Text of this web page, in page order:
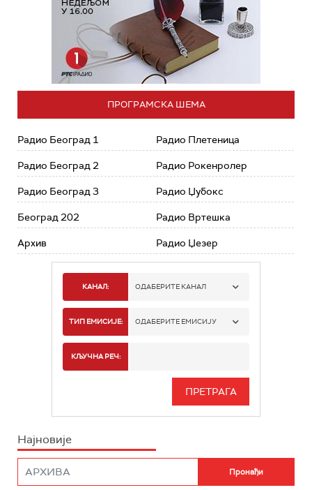
ПРОГРАМСКА ШЕМА
Радио Београд 1
Радио Београд 2
Радио Београд 3
Београд 202
Архив
Радио Плетеница
Радио Рокенролер
Радио Џубокс
Радио Вртешка
Радио Џезер
КАНАЛ: ОДАБЕРИТЕ КАНАЛ
РАДИО БЕОГРАД 1
РАДИО БЕОГРАД 3
РАДИО РОКЕНРОЛЕР
ТИП ЕМИСИЈЕ: ОДАБЕРИТЕ ЕМИСИЈУ
ИНФО
КЉУЧНА РЕЧ:
Најновије